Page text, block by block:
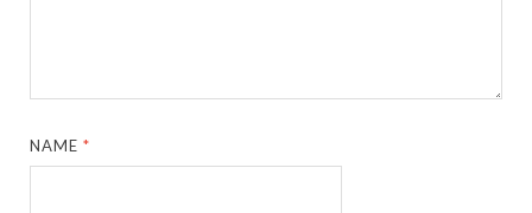
NAME*